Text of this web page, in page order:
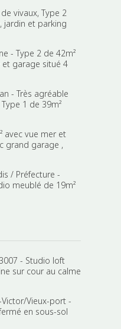
vivaux, Type 2
jardin et parking
- Type 2 de 42m²
et garage situé 4
- Très agréable
1 de 39m²
avec vue mer et
grand garage ,
/ Préfecture -
meublé de 19m²
- Studio loft
sur cour au calme
Vieux-port -
en sous-sol